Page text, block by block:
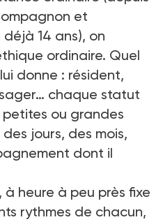
et
déjà 14 ans), on
ordinaire. Quel
donne : résident,
chaque statut
ou grandes
jours, des mois,
dont il
heure à peu près fixe
rythmes de chacun,